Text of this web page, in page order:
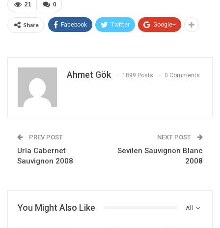
0
21
Share Facebook Twitter Google+
Ahmet Gök 1899 Posts 0 Comments
PREV POST
Urla Cabernet
Sauvignon 2008
NEXT POST
Sevilen Sauvignon Blanc
2008
All
You Might Also Like